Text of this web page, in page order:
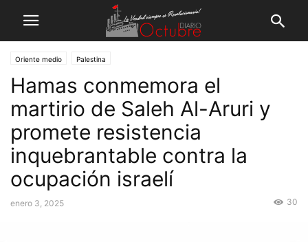
Oriente medio Palestina
Hamas conmemora el
martirio de Saleh Al-Aruri y
promete resistencia
inquebrantable contra la
ocupación israelí
enero 3, 2025 30